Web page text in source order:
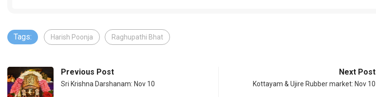
Tags: Harish Poonja Raghupathi Bhat
Previous Post
Sri Krishna Darshanam: Nov 10
Next Post
Kottayam & Ujire Rubber market: Nov 10